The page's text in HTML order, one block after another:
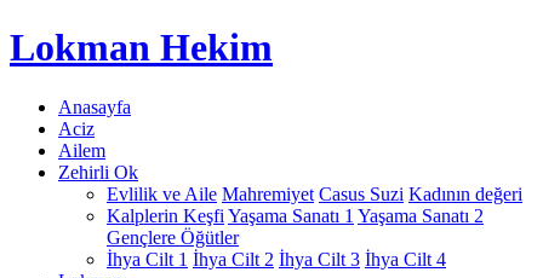
Lokman Hekim
Anasayfa
Aciz
Ailem
Zehirli Ok
Evlilik ve Aile Mahremiyet Casus Suzi Kadının değeri
Kalplerin Keşfi Yaşama Sanatı 1 Yaşama Sanatı 2
Gençlere Öğütler
İhya Cilt 1 İhya Cilt 2 İhya Cilt 3 İhya Cilt 4